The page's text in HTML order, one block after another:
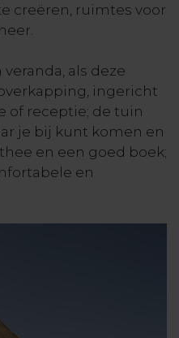
creëren, ruimtes voor
als deze
ingericht
of receptie; de tuin
je bij kunt komen en
en een goed boek;
en